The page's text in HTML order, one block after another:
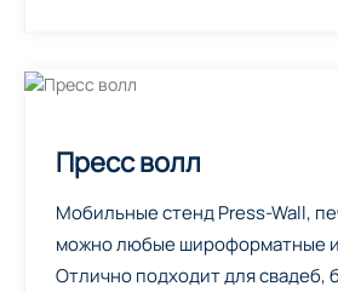
Пресс волл
Мобильные стенд Press-Wall,
можно любые широформатные
Отлично подходит для свадеб,